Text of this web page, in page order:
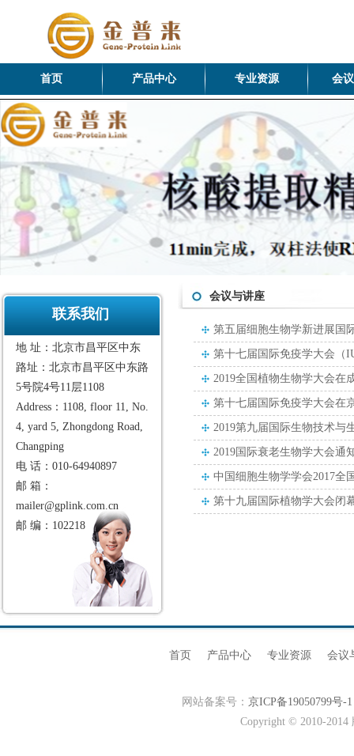
首页 产品中心 专业资源 会
联系我们
地 址：北京市昌平区中东
路址：北京市昌平区中东路
5号院4号11层1108
Address：1108, floor 11, No.
4, yard 5, Zhongdong Road,
Changping
电 话：010-64940897
邮 箱：
mailer@gplink.com.cn
邮 编：102218
会议与讲座
第五届细胞生物学新进展国
第十七届国际免疫学大会（
2019全国植物生物学大会在
第十七届国际免疫学大会在
2019第九届国际生物技术与
2019国际衰老生物学大会通
中国细胞生物学学会2017全
第十九届国际植物学大会闭
首页 产品中心 专业资源 会议
网站备案号： 京ICP备19050799号-1
Copyright © 2010-